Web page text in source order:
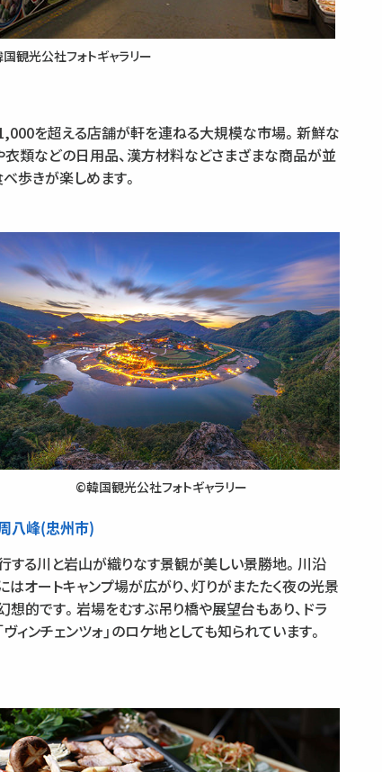
観光公社フォトギャラリー
を超える店舗が軒を連ねる大規模な市場。新鮮な
衣類などの日用品、漢方材料などさまざまな商品が並
歩きが楽しめます。
©韓国観光公社フォトギャラリー
八峰(忠州市)
する川と岩山が織りなす景観が美しい景勝地。川沿
はオートキャンプ場が広がり、灯りがまたたく夜の光景
想的です。岩場をむすぶ吊り橋や展望台もあり、ドラ
ヴィンチェンツォ」のロケ地としても知られています。